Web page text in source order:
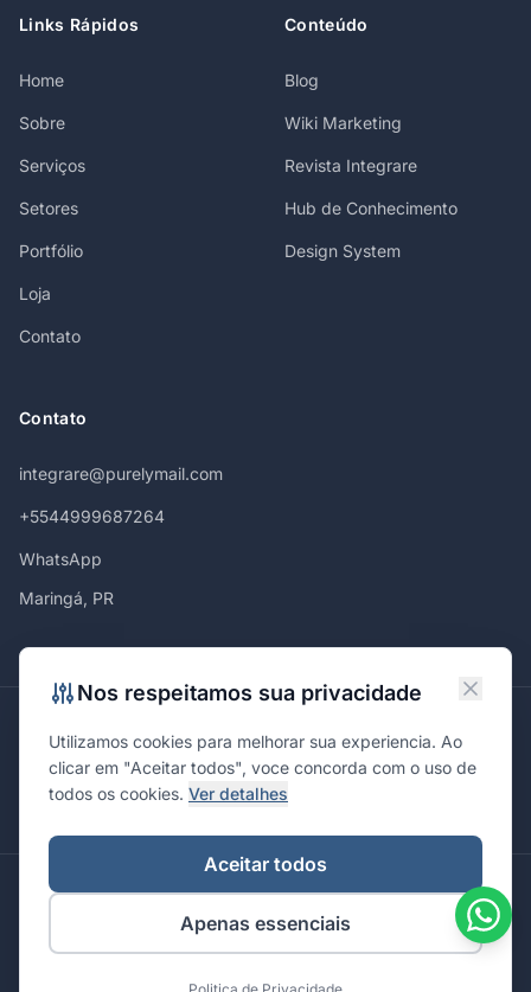
Links Rápidos
Home
Sobre
Serviços
Setores
Portfólio
Loja
Contato
Conteúdo
Blog
Wiki Marketing
Revista Integrare
Hub de Conhecimento
Design System
Contato
integrare@purelymail.com
+5544999687264
WhatsApp
Maringá, PR
MaringáCuritibaSão PauloLondrinaCascavelPonta Grossa
Florianópolis BrasíliaJoinvilleCampinas
© 2026 Integrare. Marketing de Verdade. Todos os direitos
reservados.
Nos respeitamos sua privacidade
Utilizamos cookies para melhorar sua experiencia. Ao
clicar em "Aceitar todos", voce concorda com o uso de
todos os cookies. Ver detalhes
Aceitar todos
Apenas essenciais